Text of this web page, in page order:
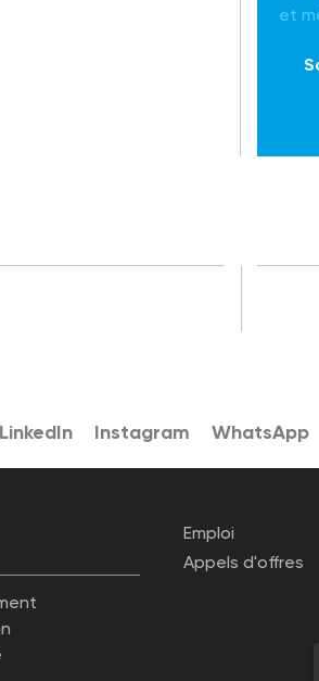
et
LinkedIn Instagram WhatsApp
Emploi
Appels d'offres